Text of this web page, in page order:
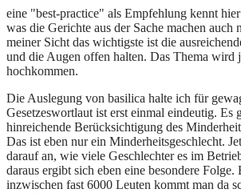
eine "best-practice" als Empfehlung kennt
was die Gerichte aus der Sache machen auch
meiner Sicht das wichtigste ist die
und die Augen offen halten. Das Thema wird
hochkommen.
Die Auslegung von basilica halte ich für
Gesetzeswortlaut ist erst einmal eindeutig. Es
hinreichende Berücksichtigung des
Das ist eben nur ein Minderheitsgeschlecht.
darauf an, wie viele Geschlechter es im
daraus ergibt sich eben eine besondere
inzwischen fast 6000 Leuten kommt man da